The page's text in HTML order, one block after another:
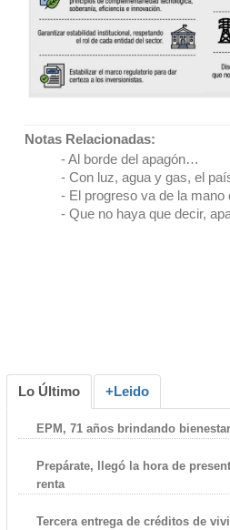
Notas Relacionadas:
-Al borde del apagón…
- Con luz, agua y gas, el
- El progreso va de la
- Que no haya que decir,
Lo Último +Leido
EPM, 71 años brindando
Prepárate, llegó la hora de
renta
Tercera entrega de créditos de